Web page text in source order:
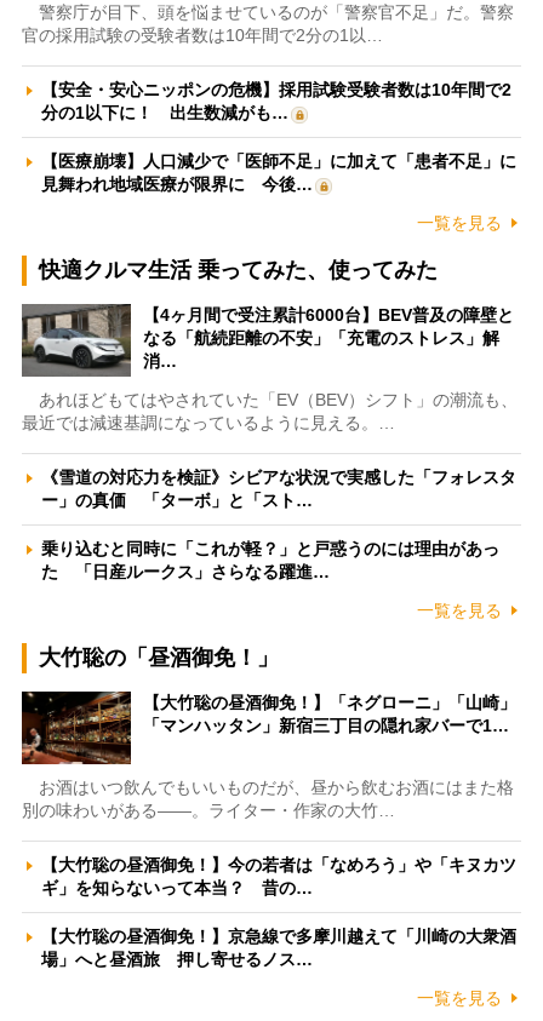
警察庁が目下、頭を悩ませているのが「警察官不足」だ。警察
官の採用試験の受験者数は10年間で2分の1以…
【安全・安心ニッポンの危機】採用試験受験者数は10年間で2
分の1以下に！ 出生数減がも…
【医療崩壊】人口減少で「医師不足」に加えて「患者不足」に
見舞われ地域医療が限界に 今後…
一覧を見る
快適クルマ生活 乗ってみた、使ってみた
【4ヶ月間で受注累計6000台】BEV普及の障壁と
なる「航続距離の不安」「充電のストレス」解
消…
あれほどもてはやされていた「EV（BEV）シフト」の潮流も、
最近では減速基調になっているように見える。…
《雪道の対応力を検証》シビアな状況で実感した「フォレスタ
ー」の真価 「ターボ」と「スト…
乗り込むと同時に「これが軽？」と戸惑うのには理由があっ
た 「日産ルークス」さらなる躍進…
一覧を見る
大竹聡の「昼酒御免！」
【大竹聡の昼酒御免！】「ネグローニ」「山崎」
「マンハッタン」新宿三丁目の隠れ家バーで1…
お酒はいつ飲んでもいいものだが、昼から飲むお酒にはまた格
別の味わいがある――。ライター・作家の大竹…
【大竹聡の昼酒御免！】今の若者は「なめろう」や「キヌカツ
ギ」を知らないって本当？ 昔の…
【大竹聡の昼酒御免！】京急線で多摩川越えて「川崎の大衆酒
場」へと昼酒旅 押し寄せるノス…
一覧を見る